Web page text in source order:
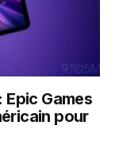
Games
pour